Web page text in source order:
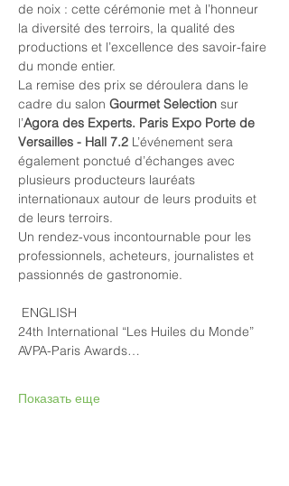
de noix : cette cérémonie met à l’honneur
la diversité des terroirs, la qualité des
productions et l’excellence des savoir-faire
du monde entier.
La remise des prix se déroulera dans le
cadre du salon Gourmet Selection sur
l’Agora des Experts. Paris Expo Porte de
Versailles - Hall 7.2 L’événement sera
également ponctué d’échanges avec
plusieurs producteurs lauréats
internationaux autour de leurs produits et
de leurs terroirs.
Un rendez-vous incontournable pour les
professionnels, acheteurs, journalistes et
passionnés de gastronomie.
ENGLISH
24th International “Les Huiles du Monde”
AVPA-Paris Awards…
Показать еще